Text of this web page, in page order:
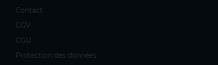
Contact
CGV
CGU
Protection des données